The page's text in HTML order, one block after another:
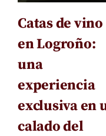
Catas de vino
en Logroño:
una
experiencia
exclusiva en
calado del